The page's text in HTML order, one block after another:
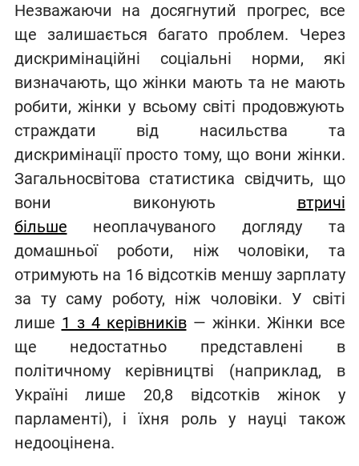
Незважаючи на досягнутий прогрес, все
ще залишається багато проблем. Через
дискримінаційні соціальні норми, які
визначають, що жінки мають та не мають
робити, жінки у всьому світі продовжують
страждати від насильства та
дискримінації просто тому, що вони жінки.
Загальносвітова статистика свідчить, що
вони виконують втричі
більше неоплачуваного догляду та
домашньої роботи, ніж чоловіки, та
отримують на 16 відсотків меншу зарплату
за ту саму роботу, ніж чоловіки. У світі
лише 1 з 4 керівників— жінки. Жінки все
ще недостатньо представлені в
політичному керівництві (наприклад, в
Україні лише 20,8 відсотків жінок у
парламенті), і їхня роль у науці також
недооцінена.